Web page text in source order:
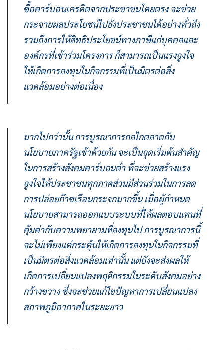
ซื้อคาร์บอนเครดิตจากประชาชนโดยตรง จะช่วย
กระจายผลประโยชน์ไปยังประชาชนได้อย่างทั่วถึง
รวมถึงการให้สิทธิประโยชน์ทางภาษีแก่บุคคลและ
องค์กรที่เข้าร่วมโครงการ ก็สามารถเป็นแรงจูงใจ
ให้เกิดการลงทุนในกิจกรรมที่เป็นมิตรต่อสิ่ง
แวดล้อมอย่างต่อเนื่อง
มากไปกว่านั้น การบูรณาการกลไกตลาดกับ
นโยบายภาครัฐเข้าด้วยกัน จะเป็นจุดเริ่มต้นสำคัญ
ในการสร้างสังคมคาร์บอนต่ำ ที่จะช่วยสร้างแรง
จูงใจให้ประชาชนทุกภาคส่วนมีส่วนร่วมในการลด
การปล่อยก๊าซเรือนกระจกมากขึ้น เมื่อผู้กำหนด
นโยบายสามารถออกแบบระบบที่ให้ผลตอบแทนที่
คุ้มค่ากับความพยายามที่ลงทุนไป การบูรณาการนี้
จะไม่เพียงแต่กระตุ้นให้เกิดการลงทุนในกิจกรรมที่
เป็นมิตรต่อสิ่งแวดล้อมเท่านั้น แต่ยังจะส่งผลให้
เกิดการเปลี่ยนแปลงพฤติกรรมในระดับสังคมอย่าง
กว้างขวาง ซึ่งจะช่วยแก้ไขปัญหาการเปลี่ยนแปลง
สภาพภูมิอากาศในระยะยาว